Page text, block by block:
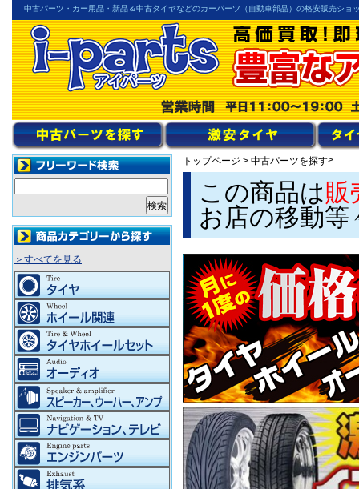
中古パーツ・カー用品・新品＆中古タイヤなどのカーパーツ（自動車部品）の格安販売ショ
トップページ > 中古パーツを探す>
この商品は販
お店の移動
＞すべてを見る